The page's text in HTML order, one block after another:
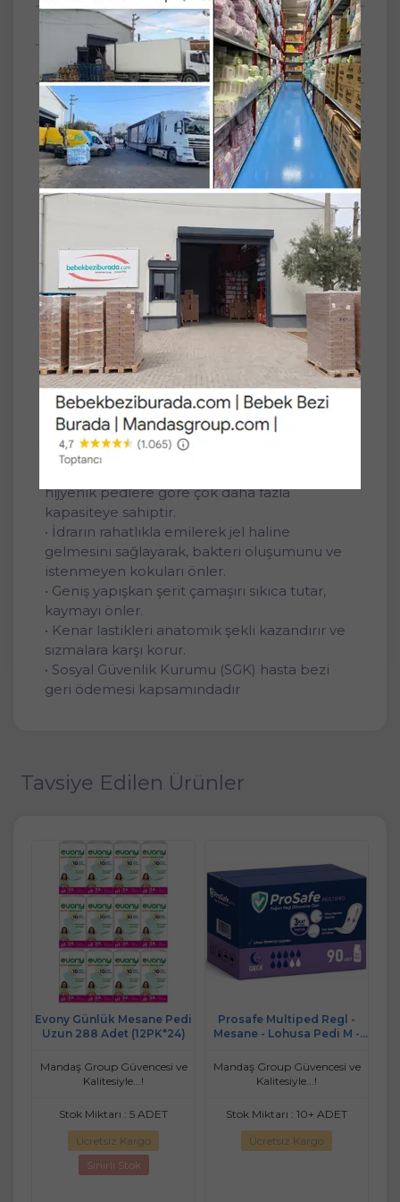
Tüm Yorumlar
Tüm Sorular
Anket
Türü Mesane Pedi
L (Büyük)
2'li
Canped Mesane Pedi Avantaj Pk Klasik L-
Büyük Boy Yoğun 40 Adet (2Pk*20)
Canped Mesane Pedi Büyük
• Mesane Pedi Büyük, idrar inkontinansı
yaşayan kişilerin sosyal yaşamlarında çok
daha güvenli ve rahat hissetmesini sağlar.
• Özellikle sıkışma tipi idrar kaçırmalarda
(urge inkontinans) kullanılmaktadır.
hijyenik pedlere göre çok daha fazla
kapasiteye sahiptir.
• İdrarın rahatlıkla emilerek jel haline
gelmesini sağlayarak, bakteri oluşumunu ve
istenmeyen kokuları önler.
• Geniş yapışkan şerit çamaşırı sıkıca tutar,
kaymayı önler.
• Kenar lastikleri anatomik şekli kazandırır ve
sızmalara karşı korur.
• Sosyal Güvenlik Kurumu (SGK) hasta bezi
geri ödemesi kapsamındadır
Tavsiye Edilen Ürünler
Evony Günlük Mesane Pedi
Uzun 288 Adet (12PK*24)
Mandaş Group Güvencesi ve
Kalitesiyle...!
Stok Miktarı : 5 ADET
Ücretsiz Kargo
Sınırlı Stok
Prosafe Multiped Regl -
Mesane - Lohusa Pedi M -
Adet
Mandaş Group Güvencesi ve
Kalitesiyle...!
Stok Miktarı : 10+ ADET
Ücretsiz Kargo